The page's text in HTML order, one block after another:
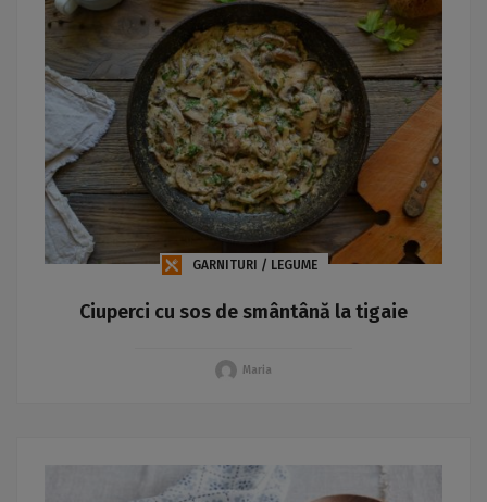
GARNITURI / LEGUME
Ciuperci cu sos de smântână la tigaie
Maria